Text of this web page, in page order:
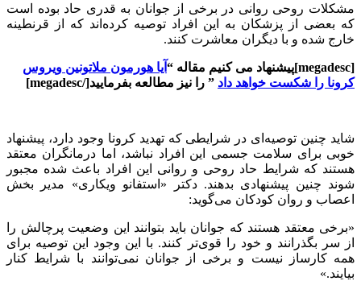
مشکلات روحی روانی در برخی از جوانان به قدری حاد بوده است
که بعضی از پزشکان به این افراد توصیه کرده‌اند که از قرنطینه
خارج شده و با دیگران معاشرت کنند.
[megadesc]پیشنهاد می کنیم مقاله “
آیا هورمون ملاتونین ویروس
کرونا را شکست خواهد داد ” را نیز مطالعه بفرمایید[/megadesc]
شاید چنین توصیه‌ای در شرایطی که تهدید کرونا وجود دارد، پیشنهاد
خوبی برای سلامت جسمی این افراد نباشد، اما درمانگران معتقد
هستند که شرایط حاد روحی و روانی این افراد باعث شده‌ مجبور
شوند چنین پیشنهادی بدهند. دکتر «استفانو ویکاری» مدیر بخش
اعصاب و روان کودکان می‌گوید:
«برخی معتقد هستند که جوانان باید بتوانند این وضعیت پرچالش را
از سر بگذرانند و خود را قوی‌تر کنند. با این وجود این توصیه برای
همه کارساز نیست و برخی از جوانان نمی‌‌توانند با شرایط کنار
بیایند.»